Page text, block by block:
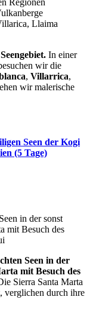
In einer
wir die
, Villarrica,
wir malerische
Seen der Kogi
(5 Tage)
Seen in der
mit Besuch des
Sierra Santa Marta
verglichen durch ihre